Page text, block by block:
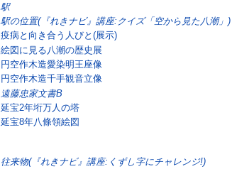
駅
駅の位置(『れきナビ』講座:クイズ「空から見た八潮」)
疫病と向き合う人びと(展示)
絵図に見る八潮の歴史展
円空作木造愛染明王座像
円空作木造千手観音立像
遠藤忠家文書B
延宝2年垳万人の塔
延宝8年八條領絵図
往来物(『れきナビ』講座:くずし字にチャレンジ!)